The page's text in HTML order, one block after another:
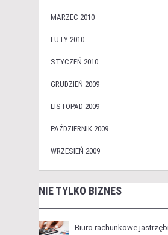
MARZEC 2010
LUTY 2010
STYCZEŃ 2010
GRUDZIEŃ 2009
LISTOPAD 2009
PAŹDZIERNIK 2009
WRZESIEŃ 2009
NIE TYLKO BIZNES
Biuro rachunkowe